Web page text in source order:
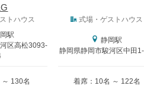
トハウス 式場・ゲストハウス
駅
区高松3093-
静岡駅
静岡県静岡市駿河区中田
130名 着席：10名 ～ 122名